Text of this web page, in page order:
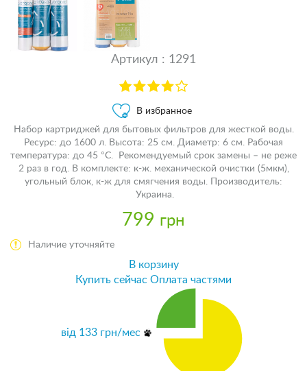
Артикул : 1291
В избранное
Набор картриджей для бытовых фильтров для жесткой воды.
Ресурс: до 1600 л. Высота: 25 см. Диаметр: 6 см. Рабочая
температура: до 45 °С. Рекомендуемый срок замены – не реже
2 раз в год. В комплекте: к-ж. механической очистки (5мкм),
угольный блок, к-ж для смягчения воды. Производитель:
Украина.
799 грн
Наличие уточняйте
В корзину
Купить сейчас Оплата частями
від 133 грн/мес